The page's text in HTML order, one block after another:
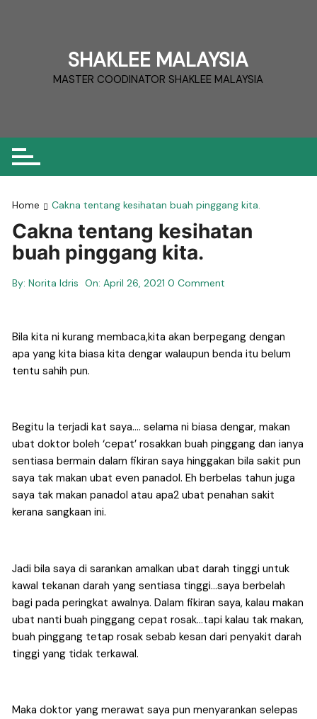
SHAKLEE MALAYSIA
MASTER COODINATOR SHAKLEE MALAYSIA
Home Cakna tentang kesihatan buah pinggang kita.
Cakna tentang kesihatan
buah pinggang kita.
By: Norita Idris On:April 26, 2021 0 Comment
Bila kita ni kurang membaca,kita akan berpegang dengan
apa yang kita biasa kita dengar walaupun benda itu belum
tentu sahih pun.
Begitu la terjadi kat saya…. selama ni biasa dengar, makan
ubat doktor boleh ‘cepat’ rosakkan buah pinggang dan ianya
sentiasa bermain dalam fikiran saya hinggakan bila sakit pun
saya tak makan ubat even panadol. Eh berbelas tahun juga
saya tak makan panadol atau apa2 ubat penahan sakit
kerana sangkaan ini.
Jadi bila saya di sarankan amalkan ubat darah tinggi untuk
kawal tekanan darah yang sentiasa tinggi…saya berbelah
bagi pada peringkat awalnya. Dalam fikiran saya, kalau makan
ubat nanti buah pinggang cepat rosak…tapi kalau tak makan,
buah pinggang tetap rosak sebab kesan dari penyakit darah
tinggi yang tidak terkawal.
Maka doktor yang merawat saya pun menyarankan selepas